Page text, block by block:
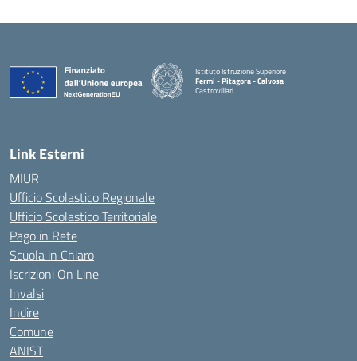
Istituto Istruzione Superiore
Fermi - Pitagora - Calvosa
Castrovillari
Link Esterni
MIUR
Ufficio Scolastico Regionale
Ufficio Scolastico Territoriale
Pago in Rete
Scuola in Chiaro
Iscrizioni On Line
Invalsi
Indire
Comune
ANIST